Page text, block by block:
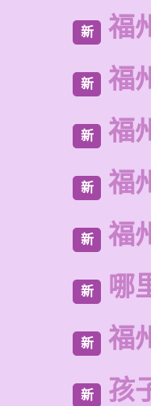
新 福
新 福
新 福
新 福
新 福
新 哪
新 福
新 孩